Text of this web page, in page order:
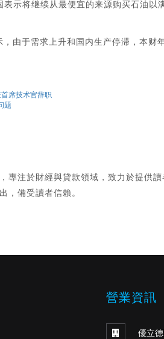
示将继续从最便宜的来源购买石油以
由于需求上升和国内生产停滞，本
席技术官辞职
题
專注於財經與貸款領域，致力於提供
，備受讀者信賴。
營業資訊
優立